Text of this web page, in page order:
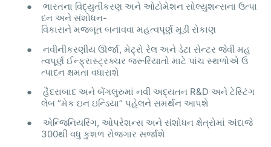
● ભારતના વિદ્યુતીકરણ અને ઓટોમેશન સોલ્યુશન્સના ઉત્પા
દન અને સંશોધન-
વિકાસને મજબૂત બનાવવા મહત્વપૂર્ણ મૂડી રોકાણ
●
નવીનીકરણીય ઊર્જા, મેટ્રો રેલ અને ડેટા સેન્ટર જેવી મહ
ત્વપૂર્ણ ઈન્ફ્રાસ્ટ્રક્ચર જરૂરિયાતો માટે પાંચ સ્થળોએ ઉ
ત્પાદન ક્ષમતા વધારાશે
●
હૈદરાબાદ અને બેંગલુરુમાં નવી અદ્યતન R&D અને ટેસ્ટિંગ
લેબ “મેક ઇન ઇન્ડિયા” પહેલને સમર્થન આપશે
●
એન્જિનિયરિંગ, ઓપરેશન્સ અને સંશોધન ક્ષેત્રોમાં અંદાજે
300થી વધુ કુશળ રોજગાર સર્જાશે